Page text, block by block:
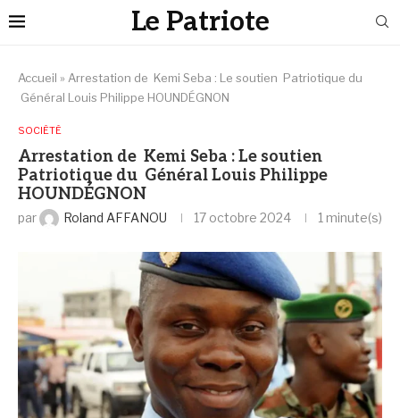
Le Patriote
Accueil » Arrestation de Kemi Seba : Le soutien Patriotique du
Général Louis Philippe HOUNDÉGNON
SOCIÉTÉ
Arrestation de Kemi Seba : Le soutien
Patriotique du Général Louis Philippe
HOUNDÉGNON
par Roland AFFANOU 17 octobre 2024 1 minute(s)